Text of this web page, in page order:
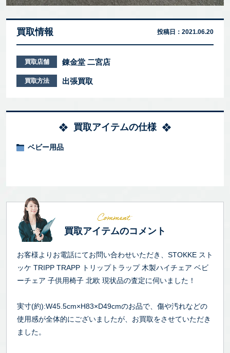
買取情報 投稿日： 2021.06.20
買取店舗 錬金堂 二宮店
買取方法 出張買取
買取アイテムの仕様
ベビー用品
買取アイテムのコメント
お客様よりお電話にてお問い合わせいただき、STOKKE スト
ッケ TRIPP TRAPP トリップトラップ 木製ハイチェア ベビ
ーチェア 子供用椅子 北欧 現状品の査定に伺いました！
実寸(約):W45.5cm×H83×D49cmのお品で、傷や汚れなどの
使用感が全体的にございましたが、お買取をさせていただき
ました。